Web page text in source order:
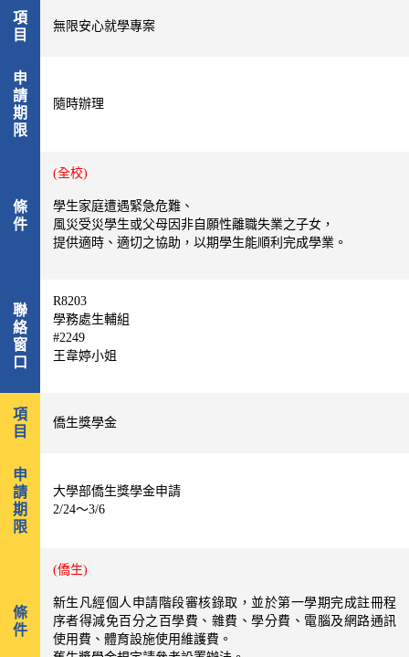
項
目
無限安心就學專案
申
請
期
限
隨時辦理
條
件
(全校)
學生家庭遭遇緊急危難、
風災受災學生或父母因非自願性離職失業之子女，
提供適時、適切之協助，以期學生能順利完成學業。
聯
絡
窗
口
R8203
學務處生輔組
#2249
王韋婷小姐
項
目
僑生獎學金
申
請
期
限
大學部僑生獎學金申請
2/24～3/6
條
件
(僑生)
新生凡經個人申請階段審核錄取，並於第一學期完成註冊程
序者得減免百分之百學費、雜費、學分費、電腦及網路通訊
使用費、體育設施使用維護費。